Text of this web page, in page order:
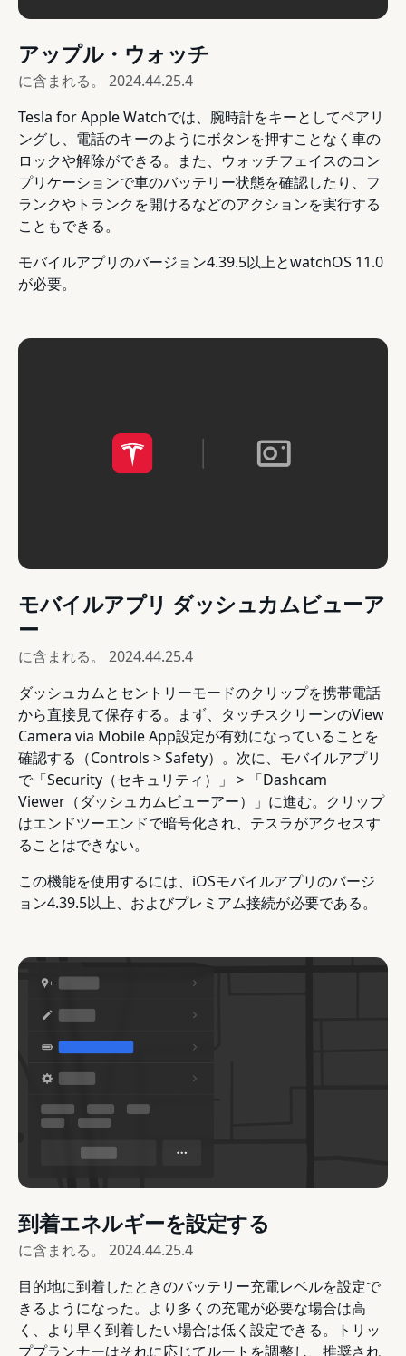
アップル・ウォッチ
に含まれる。 2024.44.25.4
Tesla for Apple Watchでは、腕時計をキーとしてペアリ
ングし、電話のキーのようにボタンを押すことなく車の
ロックや解除ができる。また、ウォッチフェイスのコン
プリケーションで車のバッテリー状態を確認したり、フ
ランクやトランクを開けるなどのアクションを実行する
こともできる。
モバイルアプリのバージョン4.39.5以上とwatchOS 11.0
が必要。
モバイルアプリ ダッシュカムビューア
ー
に含まれる。 2024.44.25.4
ダッシュカムとセントリーモードのクリップを携帯電話
から直接見て保存する。まず、タッチスクリーンのView
Camera via Mobile App設定が有効になっていることを
確認する（Controls > Safety）。次に、モバイルアプリ
で「Security（セキュリティ）」 > 「Dashcam
Viewer（ダッシュカムビューアー）」に進む。クリップ
はエンドツーエンドで暗号化され、テスラがアクセスす
ることはできない。
この機能を使用するには、iOSモバイルアプリのバージ
ョン4.39.5以上、およびプレミアム接続が必要である。
到着エネルギーを設定する
に含まれる。 2024.44.25.4
目的地に到着したときのバッテリー充電レベルを設定で
きるようになった。より多くの充電が必要な場合は高
く、より早く到着したい場合は低く設定できる。トリッ
ププランナーはそれに応じてルートを調整し、推奨され